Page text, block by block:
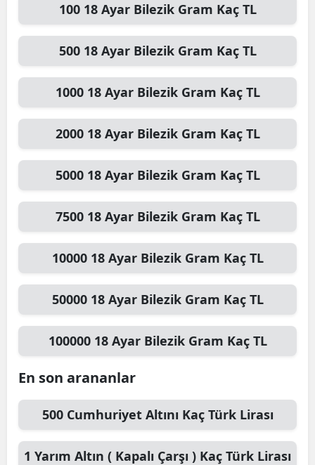
100 18 Ayar Bilezik Gram Kaç TL
500 18 Ayar Bilezik Gram Kaç TL
1000 18 Ayar Bilezik Gram Kaç TL
2000 18 Ayar Bilezik Gram Kaç TL
5000 18 Ayar Bilezik Gram Kaç TL
7500 18 Ayar Bilezik Gram Kaç TL
10000 18 Ayar Bilezik Gram Kaç TL
50000 18 Ayar Bilezik Gram Kaç TL
100000 18 Ayar Bilezik Gram Kaç TL
En son arananlar
500 Cumhuriyet Altını Kaç Türk Lirası
1 Yarım Altın ( Kapalı Çarşı ) Kaç Türk Lirası